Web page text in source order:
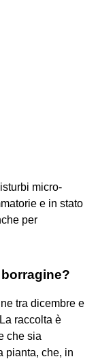
micro-
e in stato
per
tra dicembre e
raccolta è
che sia
pianta, che, in